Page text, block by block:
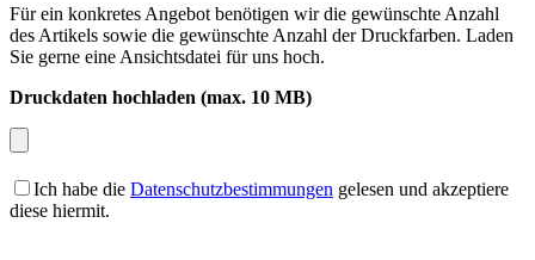
Für ein konkretes Angebot benötigen wir die gewünschte Anzahl
des Artikels sowie die gewünschte Anzahl der Druckfarben. Laden
Sie gerne eine Ansichtsdatei für uns hoch.
Druckdaten hochladen (max. 10 MB)
Ich habe die Datenschutzbestimmungen gelesen und akzeptiere
diese hiermit.